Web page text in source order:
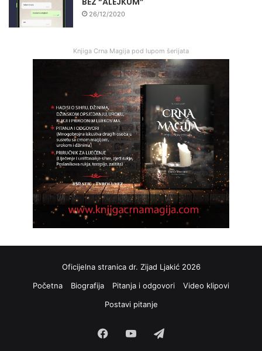
26/12/2020
Knjiga Crna Magija pod lupom šerijata
Oficijelna stranica dr. Zijad Ljakić 2026
Početna
Biografija Pitanja i odgovori
Video klipovi
Postavi pitanje
FacebookYouTube